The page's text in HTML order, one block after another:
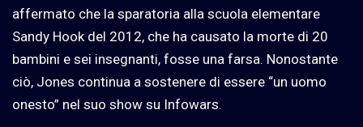
affermato che la sparatoria alla scuola elementare
Sandy Hook del 2012, che ha causato la morte di 20
bambini e sei insegnanti, fosse una farsa. Nonostante
ciò, Jones continua a sostenere di essere “un uomo
onesto” nel suo show su Infowars.